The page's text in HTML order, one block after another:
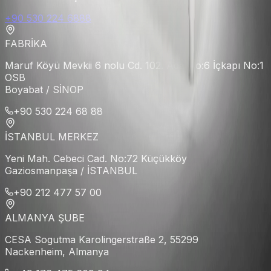
+90 530 224 6888
FABRİKA
Maruf Köyü Mevkii 6 nolu Cd. 102. Ada No:6 İçkapı No:1
OSB
Boyabat / SİNOP
+90 530 224 68 88
İSTANBUL MERKEZ
Yeni Mah. Cebeci Cad. No:72 Küçükköy
Gaziosmanpaşa / İSTANBUL
+90 212 477 57 00
ALMANYA ŞUBE
CESA Sogutma Karolingerstraße 2, 55299
Nackenheim, Almanya